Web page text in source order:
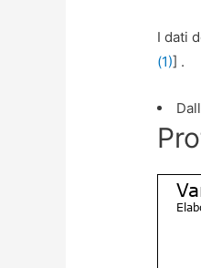
I dati
(1)] .